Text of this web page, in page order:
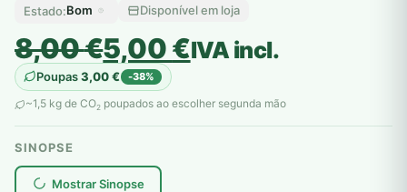
Estado:Bom Disponível em loja
8,00€
O
preço
original
era:
8,00 €.
5,00€
O
preço
atual
é:
5,00 €.
IVA incl.
Poupas3,00€ -38%
~1,5 kg de CO2 poupados ao escolher segunda mão
SINOPSE
Mostrar Sinopse
plantar árvores reais